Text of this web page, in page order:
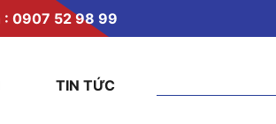
: 0907 52 98 99
TIN TỨC
kiếm: